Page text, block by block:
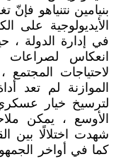
بنيامين نتنياهو فإنّ
الأيديولوجية على
في إدارة الدولة ،
انعكاس لصراعات
لاحتياجات
الموازنة لم تعد
لترسيخ خيار
الأوسع ، يمكن
شهدت اختلالًا بين
كما في أواخر